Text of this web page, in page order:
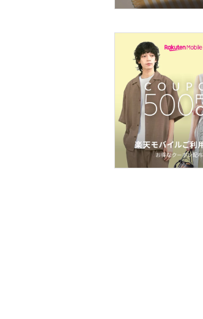
フレグランス
メイク道具・美容器具
コフレ・キット・セット
食器・調理器具・キッチ
ン用品
インテリア・生活雑貨